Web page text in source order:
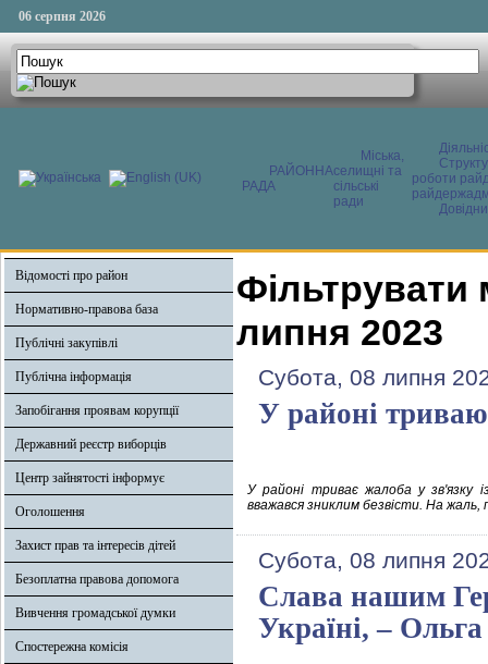
06 серпня 2026
РАЙОННА
РАДА
Міська,
селищні та
сільські
ради
роботи
Відомості про район
Нормативно-правова база
Публічні закупівлі
Публічна інформація
Запобігання проявам корупції
Державний реєстр виборців
Центр зайнятості інформує
Оголошення
Захист прав та інтересів дітей
Безоплатна правова допомога
Вивчення громадської думки
Спостережна комісія
Фільтрувати
липня 2023
Субота, 08 липня
У районі
У районі триває жалоба у зв'язку
вважався зниклим безвісти. На
Субота, 08 липня
Слава нашим
Україні, –